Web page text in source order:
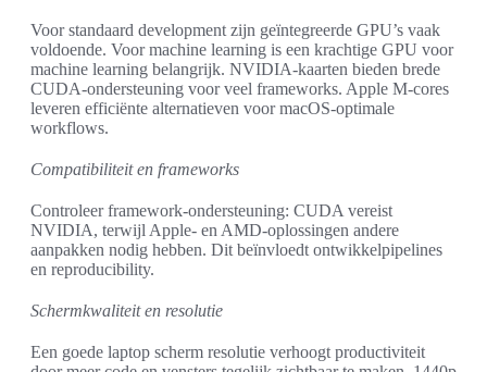
Voor standaard development zijn geïntegreerde GPU’s vaak
voldoende. Voor machine learning is een krachtige GPU voor
machine learning belangrijk. NVIDIA-kaarten bieden brede
CUDA-ondersteuning voor veel frameworks. Apple M-cores
leveren efficiënte alternatieven voor macOS-optimale
workflows.
Compatibiliteit en frameworks
Controleer framework-ondersteuning: CUDA vereist
NVIDIA, terwijl Apple- en AMD-oplossingen andere
aanpakken nodig hebben. Dit beïnvloedt ontwikkelpipelines
en reproducibility.
Schermkwaliteit en resolutie
Een goede laptop scherm resolutie verhoogt productiviteit